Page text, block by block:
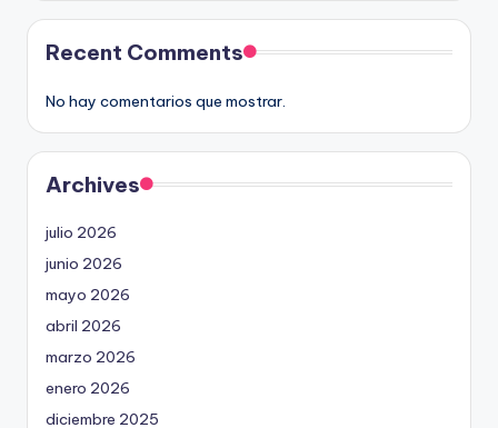
Recent Comments
No hay comentarios que mostrar.
Archives
julio 2026
junio 2026
mayo 2026
abril 2026
marzo 2026
enero 2026
diciembre 2025